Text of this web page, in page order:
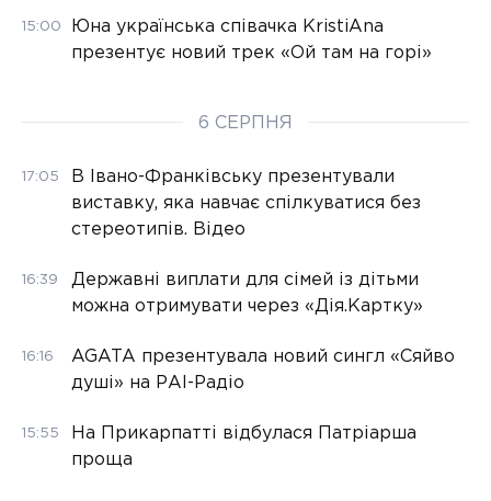
15:00
Юна українська співачка KristiAna
презентує новий трек «Ой там на горі»
6 СЕРПНЯ
17:05
В Івано-Франківську презентували
виставку, яка навчає спілкуватися без
стереотипів. Відео
16:39
Державні виплати для сімей із дітьми
можна отримувати через «Дія.Картку»
16:16
AGATA презентувала новий сингл «Сяйво
душі» на РАІ-Радіо
15:55
На Прикарпатті відбулася Патріарша
проща